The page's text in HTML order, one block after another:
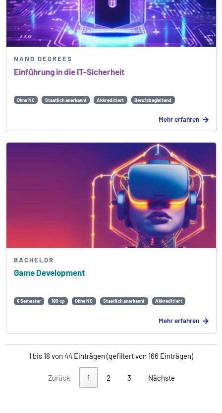
Einführung in die IT-Sicherheit
NANO DEGREES
Ohne NC Staatlich anerkannt Akkreditiert Berufsbegleitend
Mehr erfahren
Game Development
BACHELOR
6 Semester 180 cp Ohne NC Staatlich anerkannt Akkreditiert
Mehr erfahren
1 bis 18 von 44 Einträgen (gefiltert von 166 Einträgen)
Zurück 1 2 3 Nächste